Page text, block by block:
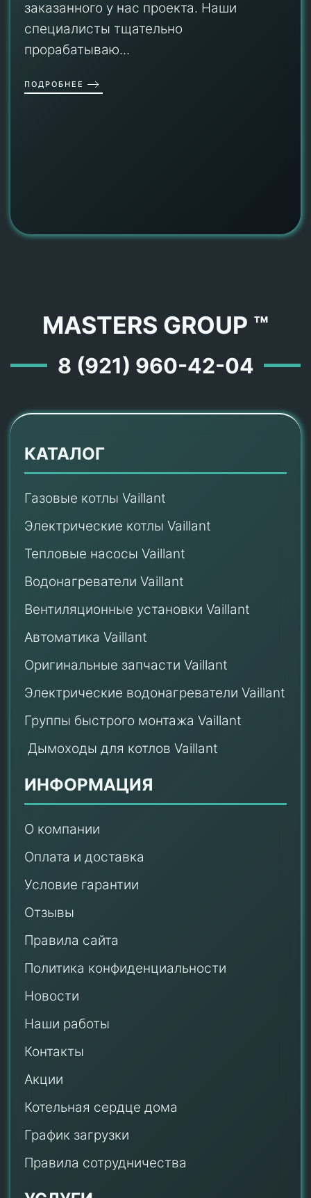
заказанного у нас проекта. Наши
специалисты тщательно
прорабатываю...
ПОДРОБНЕЕ
MASTERS GROUP ™
8 (921) 960-42-04
КАТАЛОГ
Газовые котлы Vaillant
Электрические котлы Vaillant
Тепловые насосы Vaillant
Водонагреватели Vaillant
Вентиляционные установки Vaillant
Автоматика Vaillant
Оригинальные запчасти Vaillant
Электрические водонагреватели Vaillant
Группы быстрого монтажа Vaillant
Дымоходы для котлов Vaillant
ИНФОРМАЦИЯ
О компании
Оплата и доставка
Условие гарантии
Отзывы
Правила сайта
Политика конфиденциальности
Новости
Наши работы
Контакты
Акции
Котельная сердце дома
График загрузки
Правила сотрудничества